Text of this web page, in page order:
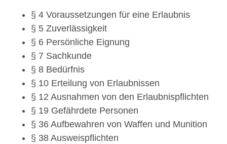
§ 4 Voraussetzungen für eine Erlaubnis
§ 5 Zuverlässigkeit
§ 6 Persönliche Eignung
§ 7 Sachkunde
§ 8 Bedürfnis
§ 10 Erteilung von Erlaubnissen
§ 12 Ausnahmen von den Erlaubnispflichten
§ 19 Gefährdete Personen
§ 36 Aufbewahren von Waffen und Munition
§ 38 Ausweispflichten